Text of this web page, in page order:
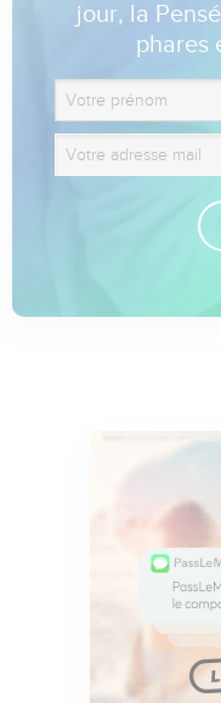
jour, la
phares